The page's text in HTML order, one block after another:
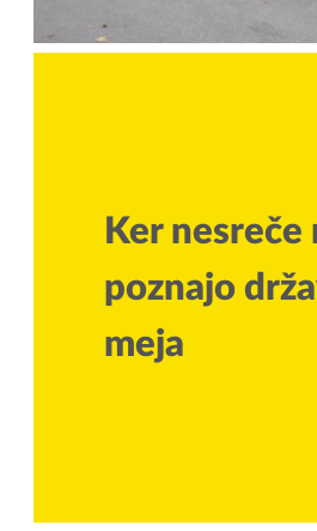
Ker nesreče
poznajo
meja